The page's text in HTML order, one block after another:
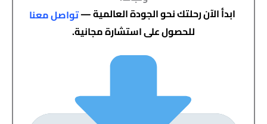
ابدأ الآن رحلتك نحو الجودة العالمية —تواصل معنا
للحصول على استشارة مجانية.